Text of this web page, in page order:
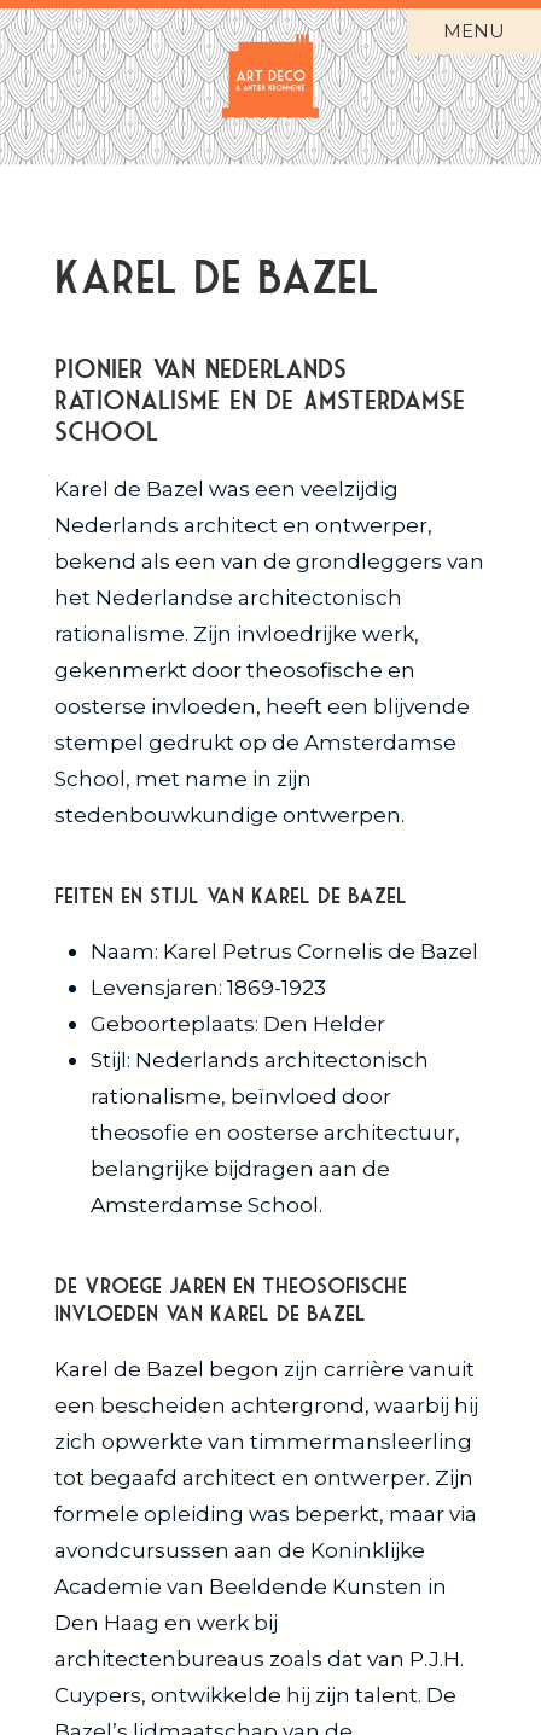
MENU
Karel de Bazel
Pionier van Nederlands
Rationalisme en de Amsterdamse
School
Karel de Bazel was een veelzijdig
Nederlands architect en ontwerper,
bekend als een van de grondleggers van
het Nederlandse architectonisch
rationalisme. Zijn invloedrijke werk,
gekenmerkt door theosofische en
oosterse invloeden, heeft een blijvende
stempel gedrukt op de Amsterdamse
School, met name in zijn
stedenbouwkundige ontwerpen.
Feiten en Stijl van Karel de Bazel
Naam: Karel Petrus Cornelis de Bazel
Levensjaren: 1869-1923
Geboorteplaats: Den Helder
Stijl: Nederlands architectonisch
rationalisme, beïnvloed door
theosofie en oosterse architectuur,
belangrijke bijdragen aan de
Amsterdamse School.
De Vroege Jaren en Theosofische
Invloeden van Karel de Bazel
Karel de Bazel begon zijn carrière vanuit
een bescheiden achtergrond, waarbij hij
zich opwerkte van timmermansleerling
tot begaafd architect en ontwerper. Zijn
formele opleiding was beperkt, maar via
avondcursussen aan de Koninklijke
Academie van Beeldende Kunsten in
Den Haag en werk bij
architectenbureaus zoals dat van P.J.H.
Cuypers, ontwikkelde hij zijn talent. De